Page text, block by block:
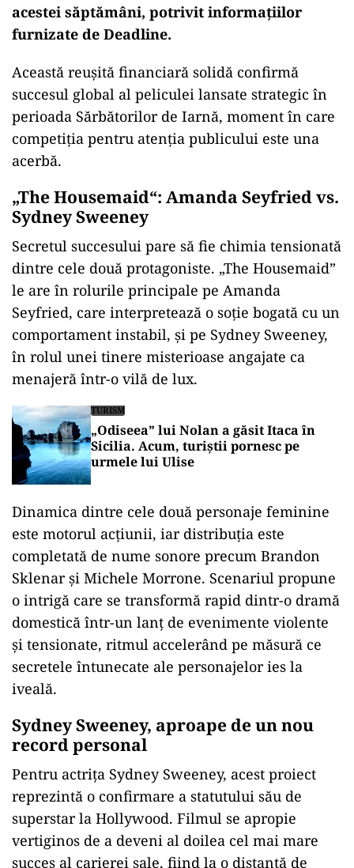
acestei săptămâni, potrivit informațiilor
furnizate de Deadline.
Această reușită financiară solidă confirmă
succesul global al peliculei lansate strategic în
perioada Sărbătorilor de Iarnă, moment în care
competiția pentru atenția publicului este una
acerbă.
„The Housemaid“: Amanda Seyfried vs.
Sydney Sweeney
Secretul succesului pare să fie chimia tensionată
dintre cele două protagoniste. „The Housemaid”
le are în rolurile principale pe Amanda
Seyfried, care interpretează o soție bogată cu un
comportament instabil, și pe Sydney Sweeney,
în rolul unei tinere misterioase angajate ca
menajeră într-o vilă de lux.
TURISM
„Odiseea” lui Nolan a găsit Itaca în
Sicilia. Acum, turiștii pornesc pe
urmele lui Ulise
Dinamica dintre cele două personaje feminine
este motorul acțiunii, iar distribuția este
completată de nume sonore precum Brandon
Sklenar și Michele Morrone. Scenariul propune
o intrigă care se transformă rapid dintr-o dramă
domestică într-un lanț de evenimente violente
și tensionate, ritmul accelerând pe măsură ce
secretele întunecate ale personajelor ies la
iveală.
Sydney Sweeney, aproape de un nou
record personal
Pentru actrița Sydney Sweeney, acest proiect
reprezintă o confirmare a statutului său de
superstar la Hollywood. Filmul se apropie
vertiginos de a deveni al doilea cel mai mare
succes al carierei sale, fiind la o distanță de